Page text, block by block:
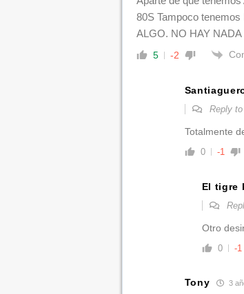
80S Tampoco
ALGO. NO HAY
5 -2
Reply to
Totalmente
0 -1
El tigre
Otro
0 -1
Tony 3